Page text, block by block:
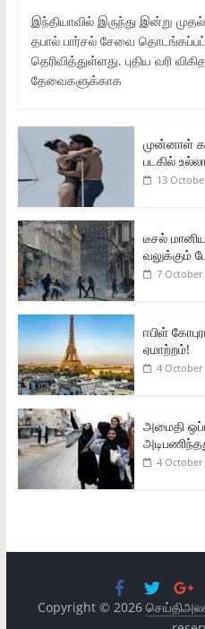
இந்தியாவில் இருந்து இன்று
தபால் பார்சல் சேவை
தெரிவித்துள்ளது. புதிய வரி
தேவைகளுக்காக
முன்னாள்
படகில்
13
டீசல்
வலுக்கும்
7 October
ஈபிள்
ஏமாற்றம்!
4 October
அமைதி
4 October
Copyright © 2026